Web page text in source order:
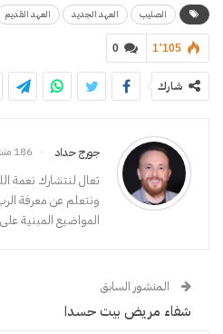
الصليب العهد الجديد العهد القديم
0 1٬105
شارك
جورج حداد 186 منشورات
تعال لنتشارك نعمة
ونتعلم عن معرفة
المواضيع المبنية
المنشور السابق
شفاء مريض بيت حسدا